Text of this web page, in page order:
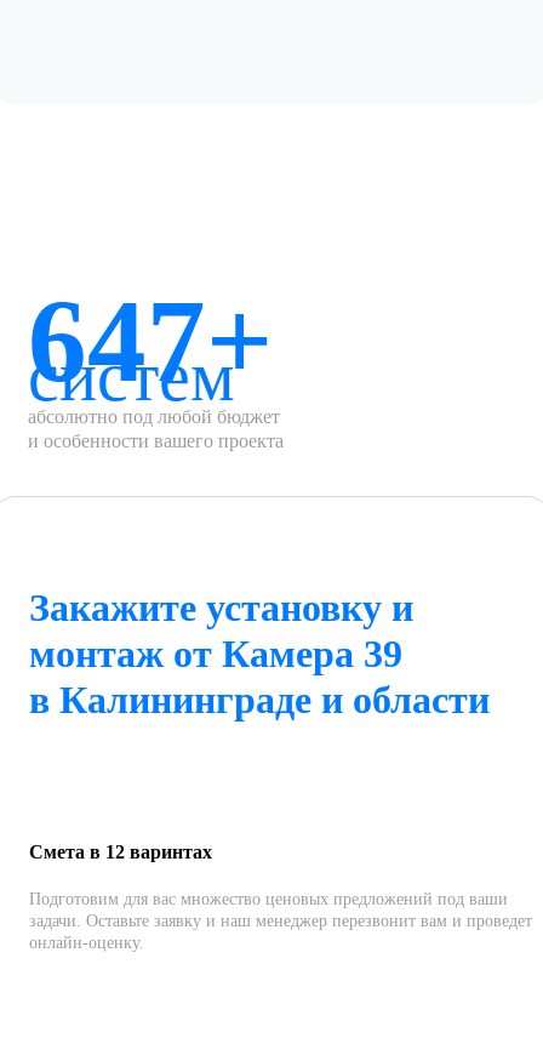
647+
систем
абсолютно под любой бюджет
и особенности вашего проекта
Закажите установку и
монтаж от Камера 39
в Калининграде и области
Смета в 12 варинтах
Подготовим для вас множество ценовых предложений под ваши
задачи. Оставьте заявку и наш менеджер перезвонит вам и проведет
онлайн-оценку.